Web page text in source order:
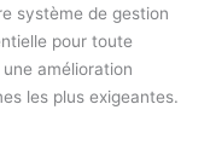
système de gestion
pour toute
amélioration
les plus exigeantes.